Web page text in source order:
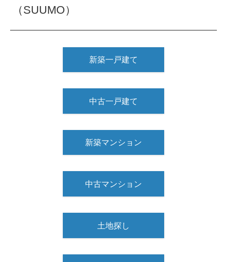
（SUUMO）
新築一戸建て
中古一戸建て
新築マンション
中古マンション
土地探し